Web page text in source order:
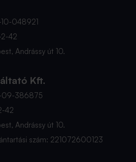
048921
42
Andrássy út 10.
Kft.
09-386875
42
Andrássy út 10.
szám: 221072600123